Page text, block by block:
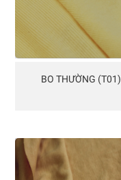
BO THƯỜNG (T01)